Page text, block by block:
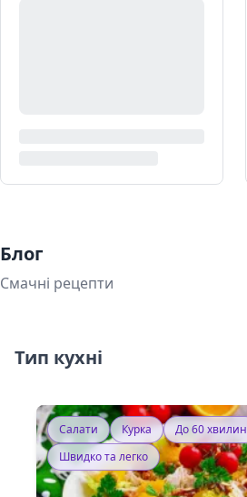
Блог
Смачні рецепти
Тип кухні
Салати Курка
До 60 хвилин
Швидко та легко